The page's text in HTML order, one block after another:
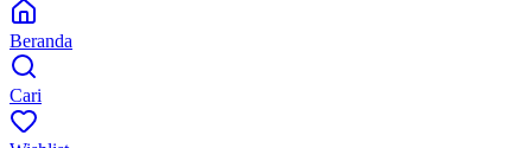
Beranda
Cari